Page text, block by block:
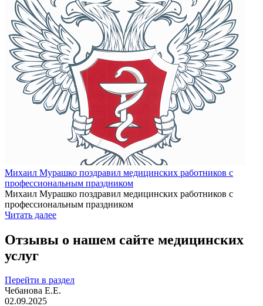
Михаил Мурашко поздравил медицинских работников с
профессиональным праздником
Михаил Мурашко поздравил медицинских работников с
профессиональным праздником
Читать далее
Отзывы о нашем сайте медицинских
услуг
Перейти в раздел
Чебанова Е.Е.
02.09.2025